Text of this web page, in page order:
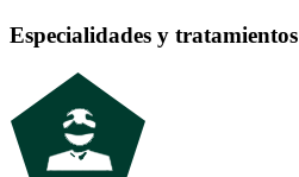
Especialidades y tratamientos